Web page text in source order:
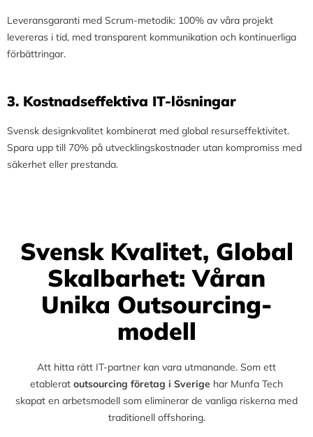
Leveransgaranti med Scrum-metodik: 100% av våra projekt
levereras i tid, med transparent kommunikation och kontinuerliga
förbättringar.
3.⁠ ⁠Kostnadseffektiva IT-lösningar
Svensk designkvalitet kombinerat med global resurseffektivitet.
Spara upp till 70% på utvecklingskostnader utan kompromiss med
säkerhet eller prestanda.
Svensk Kvalitet, Global
Skalbarhet: Våran
Unika Outsourcing-
modell
Att hitta rätt IT-partner kan vara utmanande. Som ett
etablerat outsourcing företag i Sverige har Munfa Tech
skapat en arbetsmodell som eliminerar de vanliga riskerna med
traditionell offshoring.